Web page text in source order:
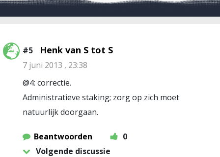
#5 Henk van S tot S
7 juni 2013 , 23:38
@4: correctie.
Administratieve staking; zorg op zich moet
natuurlijk doorgaan.
Beantwoorden
0
Volgende discussie